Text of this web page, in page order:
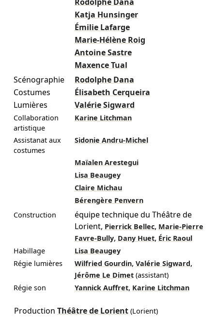
Katja Hunsinger
Émilie Lafarge
Marie-Hélène Roig
Antoine Sastre
Maxence Tual
Scénographie
Rodolphe Dana
Costumes
Élisabeth Cerqueira
Lumières
Valérie Sigward
Collaboration
artistique
Karine Litchman
Assistanat aux
costumes
Sidonie Andru-Michel
Maïalen Arestegui
Lisa Beaugey
Claire Michau
Bérengère Penvern
Construction
équipe technique du Théâtre de
Lorient, Pierrick Bellec, Marie-Pierre
Favre-Bully, Dany Huet, Éric Raoul
Habillage
Lisa Beaugey
Régie lumières
Wilfried Gourdin, Valérie Sigward,
Jérôme Le Dimet (assistant)
Régie son
Yannick Auffret, Karine Litchman
Production Théâtre de Lorient(Lorient)